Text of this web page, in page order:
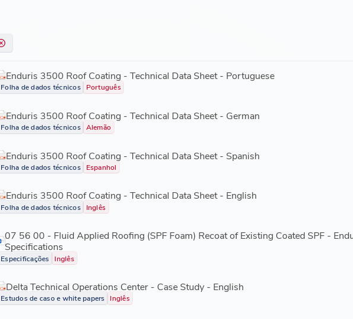
Enduris 3500 Roof Coating - Technical Data Sheet - Portuguese
Folha de dados técnicos Português
Enduris 3500 Roof Coating - Technical Data Sheet - German
Folha de dados técnicos Alemão
Enduris 3500 Roof Coating - Technical Data Sheet - Spanish
Folha de dados técnicos Espanhol
Enduris 3500 Roof Coating - Technical Data Sheet - English
Folha de dados técnicos Inglês
07 56 00 - Fluid Applied Roofing (SPF Foam) Recoat of Existing Coated SPF -
Specifications
Especificações Inglês
Delta Technical Operations Center - Case Study - English
Estudos de caso e white papers Inglês